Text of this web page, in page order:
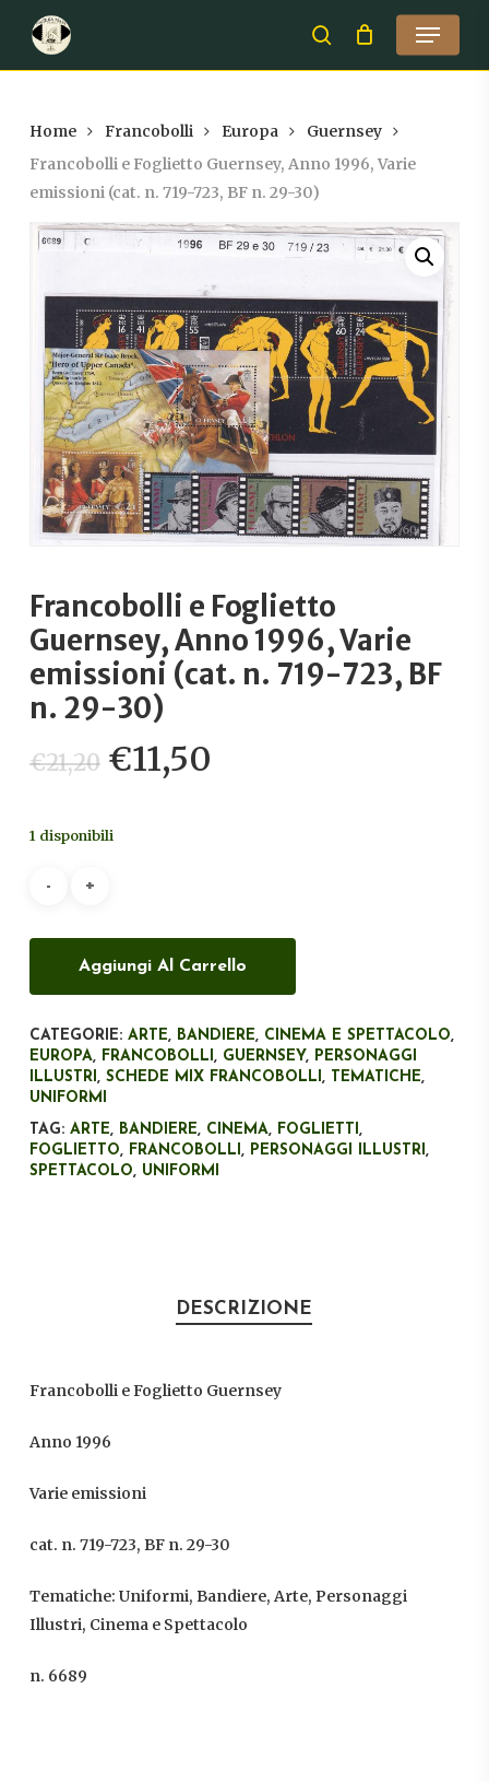
main
search
Menu
Home Francobolli Europa
Guernsey
Francobolli e Foglietto Guernsey, Anno 1996, Varie
emissioni (cat. n. 719-723, BF n. 29-30)
Francobolli e Foglietto
Guernsey, Anno 1996, Varie
emissioni (cat. n. 719-723, BF
n. 29-30)
€21,20 Il
prezzo
originale
€11,50
1 disponibili
Aggiungi Al Carrello
CATEGORIE: ARTE, BANDIERE, CINEMA E SPETTACOLO,
EUROPA, FRANCOBOLLI, GUERNSEY, PERSONAGGI
ILLUSTRI, SCHEDE MIX FRANCOBOLLI, TEMATICHE,
UNIFORMI
TAG: ARTE, BANDIERE, CINEMA, FOGLIETTI,
FOGLIETTO, FRANCOBOLLI, PERSONAGGI ILLUSTRI,
SPETTACOLO, UNIFORMI
DESCRIZIONE
Francobolli e Foglietto Guernsey
Anno 1996
Varie emissioni
cat. n. 719-723, BF n. 29-30
Tematiche: Uniformi, Bandiere, Arte, Personaggi
Illustri, Cinema e Spettacolo
n. 6689
Close